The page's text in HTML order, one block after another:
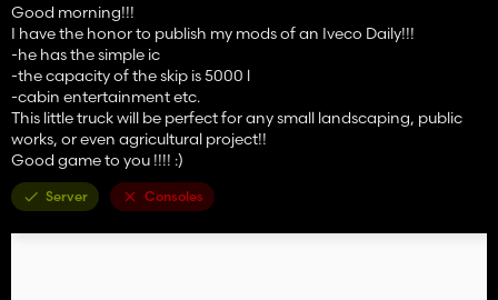
Good morning!!!
I have the honor to publish my mods of an Iveco Daily!!!
-he has the simple ic
-the capacity of the skip is 5000 l
-cabin entertainment etc.
This little truck will be perfect for any small landscaping, public
works, or even agricultural project!!
Good game to you !!!! :)
Server Consoles